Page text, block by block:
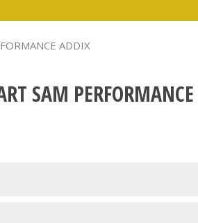
ADDIX
SAM